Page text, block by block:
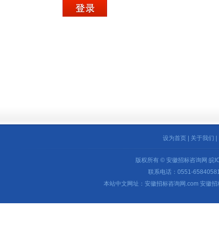
设为首页 关于我们
版权所有 © 安徽招标咨询网 皖
联系电话：0551-
本站中文网址：安徽招标咨询网.com 安徽